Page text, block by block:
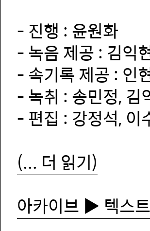
- 진행 : 윤원화
- 녹음 제공 : 김익
- 속기록 제공 : 인
- 녹취 : 송민정, 김
- 편집 : 강정석, 이
(... 더 읽기)
아카이브 ▶ 텍스트